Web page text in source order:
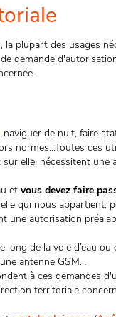
la plupart des usages
de demande
, naviguer de nuit, faire
normes…Toutes ces
elle, nécessitent une
et vous devez faire
qui nous appartient,
une autorisation
long de la voie d’eau ou
antenne GSM…
à ces demandes
territoriale